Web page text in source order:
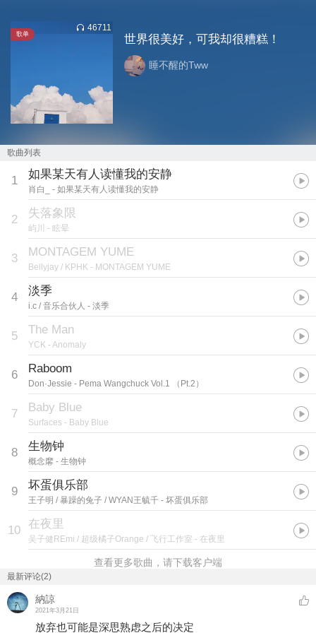
歌单
46711
世界很美好，可我却很糟糕！
睡不醒的Tww
歌曲列表
1 如果某天有人读懂我的安静
肖白_ - 如果某天有人读懂我的安静
2 失落象限
屿川 - 眩晕
3 MONTAGEM YUME
Bellyjay / KPHK - MONTAGEM YUME
4 淡季
i.c / 音乐合伙人 - 淡季
5 The Man
YCK - Anomaly
6 Raboom
Don·Jessie - Pema Wangchuck Vol.1 （Pt.2）
7 Baby Blue
Surfaces - Baby Blue
8 生物钟
概念黁 - 生物钟
9 坏蛋俱乐部
王子明 / 暴躁的兔子 / WYAN王毓千 - 坏蛋俱乐部
10 在夜里
吴子健REmi / 超级橘子Orange / 飞行工作室 - 在夜里
查看更多歌曲，请下载客户端
最新评论(2)
納諒
2021年3月21日
放弃也可能是深思熟虑之后的决定